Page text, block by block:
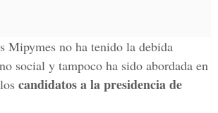
Mipymes no ha tenido la debida
social y tampoco ha sido abordada en
candidatos a la presidencia de